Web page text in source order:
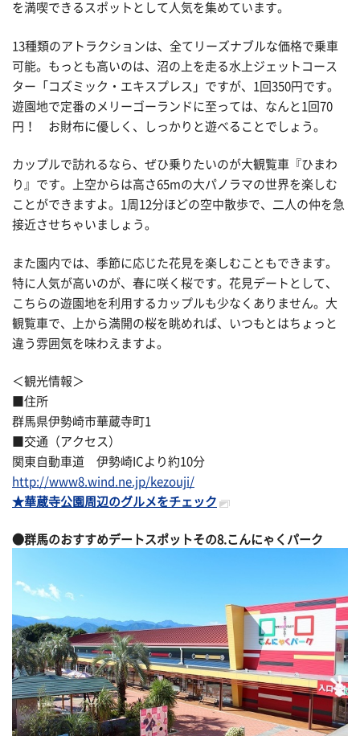
を満喫できるスポットとして人気を集めています。
13種類のアトラクションは、全てリーズナブルな価格で乗車
可能。もっとも高いのは、沼の上を走る水上ジェットコース
ター「コズミック・エキスプレス」ですが、1回350円です。
遊園地で定番のメリーゴーランドに至っては、なんと1回70
円！ お財布に優しく、しっかりと遊べることでしょう。
カップルで訪れるなら、ぜひ乗りたいのが大観覧車『ひまわ
り』です。上空からは高さ65mの大パノラマの世界を楽しむ
ことができますよ。1周12分ほどの空中散歩で、二人の仲を急
接近させちゃいましょう。
また園内では、季節に応じた花見を楽しむこともできます。
特に人気が高いのが、春に咲く桜です。花見デートとして、
こちらの遊園地を利用するカップルも少なくありません。大
観覧車で、上から満開の桜を眺めれば、いつもとはちょっと
違う雰囲気を味わえますよ。
＜観光情報＞
■住所
群馬県伊勢崎市華蔵寺町1
■交通（アクセス）
関東自動車道 伊勢崎ICより約10分
http://www8.wind.ne.jp/kezouji/
★華蔵寺公園周辺のグルメをチェック
●群馬のおすすめデートスポットその8.こんにゃくパーク